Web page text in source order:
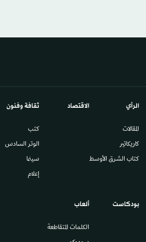
الرأي
المقالات
كاريكاتير
كتاب الشرق الأوسط
الاقتصاد ثقافة وفنون
كتب
الوتر السادس​
سينما
إعلام
بودكاست ألعاب
الكلمات المتقاطعة